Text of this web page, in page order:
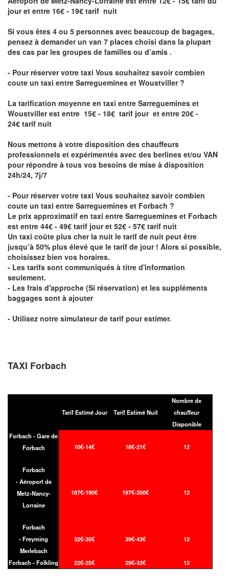
jour et entre 16€ - 19€ tarif nuit
Si vous êtes 4 ou 5 personnes avec beaucoup de bagages,
pensez à demander un van 7 places choisi dans la plupart
des cas par les groupes de familles ou d’amis .
- Pour réserver votre taxi Vous souhaitez savoircombien
coute un taxi entre Sarreguemines et Woustviller ?
La tarification moyenne en taxi entre Sarreguemines et
Woustviller est entre 15€ - 18€ tarif jour et entre 20€ -
24€ tarif nuit
Nous mettons à votre disposition des chauffeurs
professionnels et expérimentés avec des berlines et/ou VAN
pour répondre à tous vos besoins de mise à disposition
24h/24, 7j/7
- Pour réserver votre taxi Vous souhaitez savoircombien
coute un taxi entre Sarreguemines et Forbach ?
Le prix approximatif en taxi entre Sarreguemines et Forbach
est entre 44€ - 49€ tarif jour et 52€ - 57€ tarif nuit
Un taxi coûte plus cher la nuit le tarif de nuit peut être
jusqu’à 50% plus élevé que le tarif de jour ! Alors si possible,
choisissez bien vos horaires.
- Les tarifs sont communiqués à titre d'information
seulement.
- Les frais d'approche (Si réservation) et les suppléments
baggages sont à ajouter
- Utilisez notre simulateur de tarif pour estimer.
TAXI Forbach
Tarif Estimé Jour Tarif Estimé Nuit
Nombre de
chauffeur
Disponible
Forbach - Gare de
Forbach
10€-14€ 18€-21€ 12
Forbach
- Aéroport de
Metz-Nancy-
Lorraine
187€-190€ 197€-200€ 12
Forbach
- Freyming
Merlebach
32€-35€ 39€-43€ 12
Forbach - Folkling 22€-25€ 29€-33€ 12